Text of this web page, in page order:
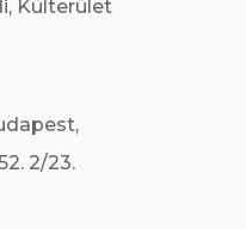
Külterület
2/23.